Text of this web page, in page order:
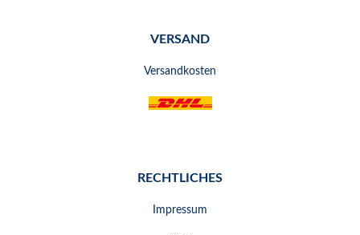
VERSAND
Versandkosten
RECHTLICHES
Impressum